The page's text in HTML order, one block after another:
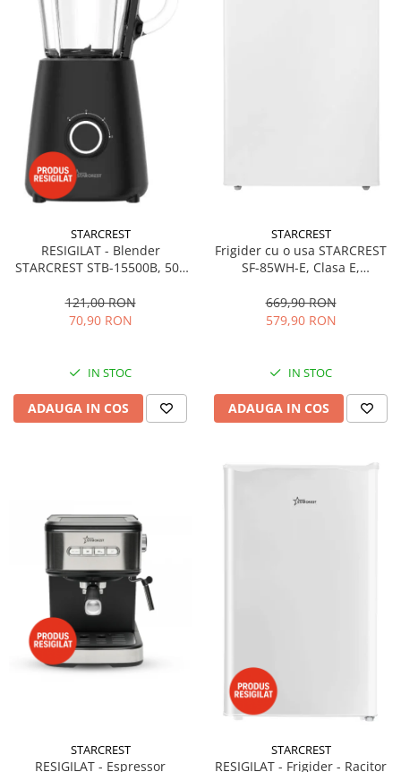
STARCREST
RESIGILAT - Blender
STARCREST STB-15500B, 500
Pulse, Negru
121,00 RON
70,90 RON
IN STOC
ADAUGA IN COS
STARCREST
Frigider cu o usa STARCREST
SF-85WH-E, Clasa E,
interioara, Compartiment
gheata, H 82 cm, Alb
669,90 RON
579,90 RON
IN STOC
ADAUGA IN COS
STARCREST
RESIGILAT - Espressor
STARCREST
RESIGILAT - Frigider - Racitor